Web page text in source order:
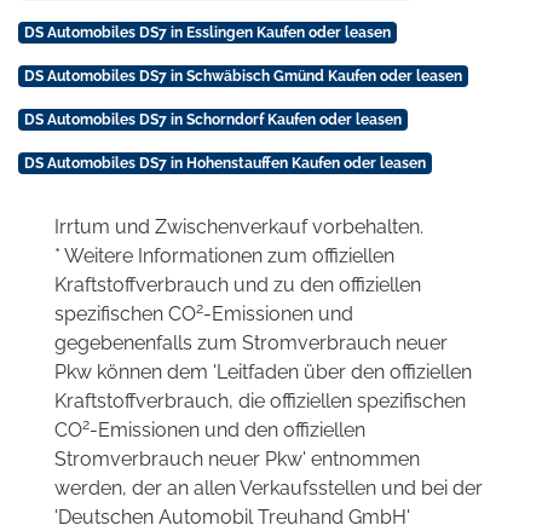
DS Automobiles DS7 in Esslingen Kaufen oder leasen
DS Automobiles DS7 in Schwäbisch Gmünd Kaufen oder leasen
DS Automobiles DS7 in Schorndorf Kaufen oder leasen
DS Automobiles DS7 in Hohenstauffen Kaufen oder leasen
Irrtum und Zwischenverkauf vorbehalten.
* Weitere Informationen zum offiziellen
Kraftstoffverbrauch und zu den offiziellen
spezifischen CO2-Emissionen und
gegebenenfalls zum Stromverbrauch neuer
Pkw können dem 'Leitfaden über den offiziellen
Kraftstoffverbrauch, die offiziellen spezifischen
CO2-Emissionen und den offiziellen
Stromverbrauch neuer Pkw' entnommen
werden, der an allen Verkaufsstellen und bei der
'Deutschen Automobil Treuhand GmbH'